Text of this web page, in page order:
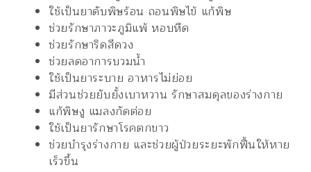
ใช้เป็นยาดับพิษร้อน ถอนพิษไข้ แก้พิษ
ช่วยรักษาภาวะภูมิแพ้ หอบหืด
ช่วยรักษาริดสีดวง
ช่วยลดอาการบวมน้ำ
ใช้เป็นยาระบาย อาหารไม่ย่อย
มีส่วนช่วยยับยั้งเบาหวาน รักษาสมดุลของร่างกาย
แก้พิษงู แมลงกัดต่อย
ใช้เป็นยารักษาโรคตกขาว
ช่วยบำรุงร่างกาย และช่วยผู้ป่วยระยะพักฟื้นให้หาย
เร็วขึ้น